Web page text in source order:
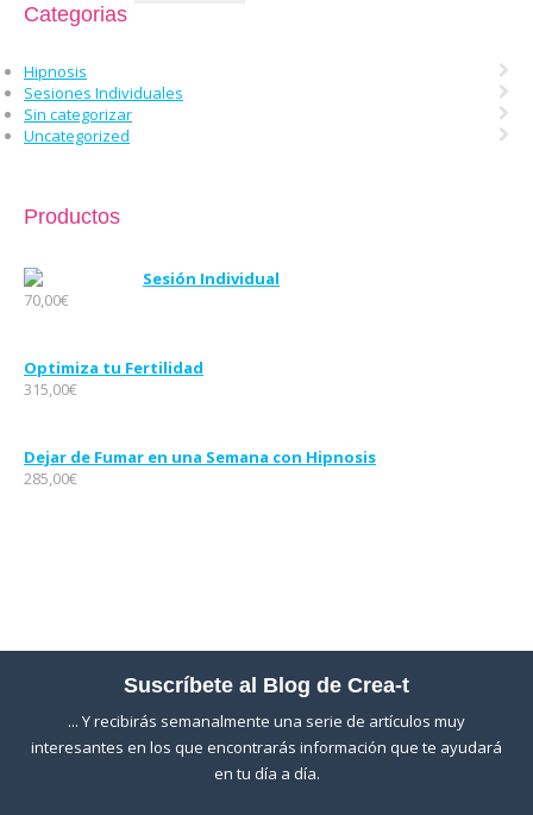
Categorias
Hipnosis
Sesiones Individuales
Sin categorizar
Uncategorized
Productos
Sesión Individual
70,00€
Optimiza tu Fertilidad
315,00€
Dejar de Fumar en una Semana con Hipnosis
285,00€
Suscríbete al Blog de Crea-t
... Y recibirás semanalmente una serie de artículos muy
interesantes en los que encontrarás información que te ayudará
en tu día a día.